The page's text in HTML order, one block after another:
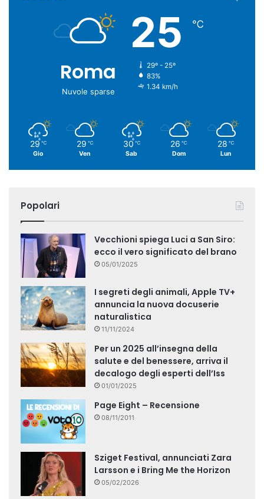
Roma
Nuvole sparse
25 ℃
29º - 25º
83%
1.34 km/h
29 ℃
Gio
29 ℃
Ven
30 ℃
Sab
26 ℃
Dom
28 ℃
Lun
Popolari
Vecchioni spiega Luci a San Siro:
ecco il vero significato del brano
05/01/2025
I segreti degli animali, Apple TV+
annuncia la nuova docuserie
naturalistica
11/11/2024
Per un 2025 all’insegna della
salute e del benessere, arriva il
decalogo degli esperti dell’Iss
01/01/2025
Page Eight – Recensione
08/11/2011
Sziget Festival, annunciati Zara
Larsson e i Bring Me the Horizon
05/02/2026